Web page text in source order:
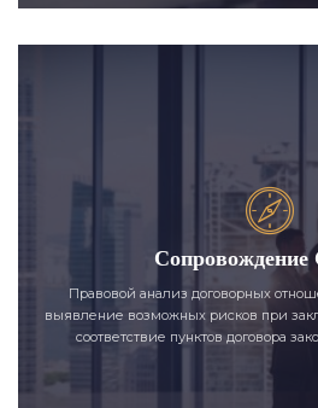
Сопровождение
Правовой анализ договорных
выявление возможных рисков при
соответствие пунктов договора